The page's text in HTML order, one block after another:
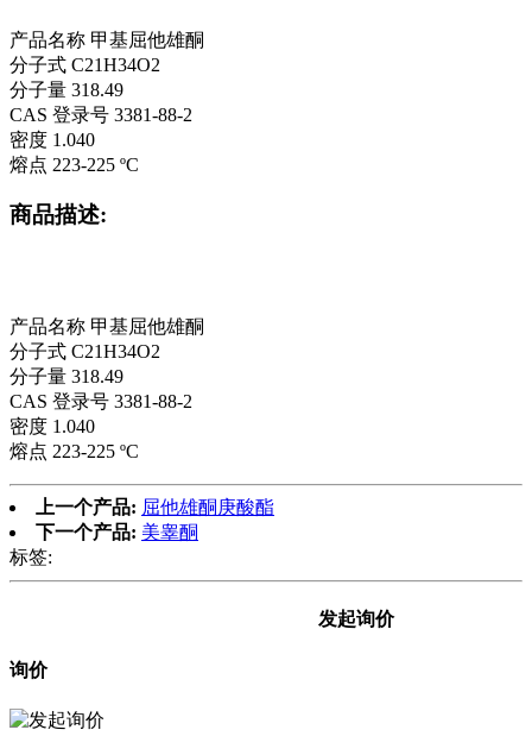
产品名称 甲基屈他雄酮
分子式 C21H34O2
分子量 318.49
CAS 登录号 3381-88-2
密度 1.040
熔点 223-225 ºC
商品描述:
产品名称 甲基屈他雄酮
分子式 C21H34O2
分子量 318.49
CAS 登录号 3381-88-2
密度 1.040
熔点 223-225 ºC
上一个产品: 屈他雄酮庚酸酯
下一个产品: 美睾酮
标签:
发起询价
询价